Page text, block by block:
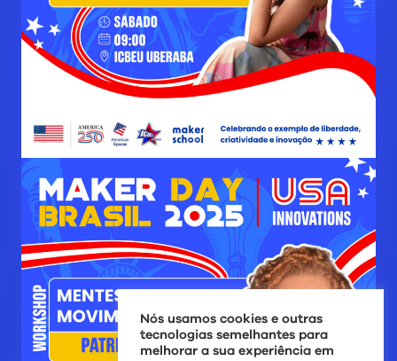
Nós usamos cookies e outras
tecnologias semelhantes para
melhorar a sua experiência em